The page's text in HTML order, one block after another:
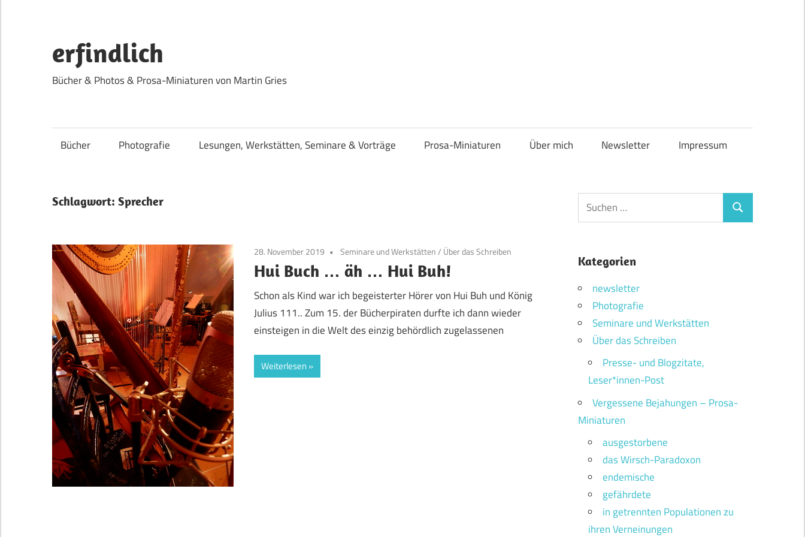
springen
erfindlich
Bücher & Photos & Prosa-Miniaturen von Martin Gries
Bücher Photografie Lesungen, Werkstätten, Seminare & Vorträge Prosa-Miniaturen Über mich Newsletter Impressum
Schlagwort: Sprecher
28. November 2019 Seminare und Werkstätten/ Über das Schreiben
Hui Buch … äh … Hui Buh!
Schon als Kind war ich begeisterter Hörer von Hui Buh und König
Julius 111.. Zum 15. der Bücherpiraten durfte ich dann wieder
einsteigen in die Welt des einzig behördlich zugelassenen
Weiterlesen
Suchen
nach:
Suchen
Kategorien
newsletter
Photografie
Seminare und Werkstätten
Über das Schreiben
Presse- und Blogzitate,
Leser*innen-Post
Vergessene Bejahungen – Prosa-
Miniaturen
ausgestorbene
das Wirsch-Paradoxon
endemische
gefährdete
in getrennten Populationen zu
ihren Verneinungen